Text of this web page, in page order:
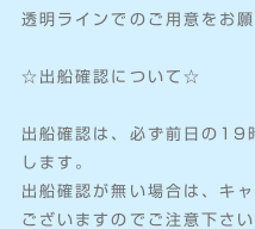
透明ラインでのご用意をお願
☆出船確認について☆
出船確認は、必ず前日の19
します。
出船確認が無い場合は、キ
ございますのでご注意下さい